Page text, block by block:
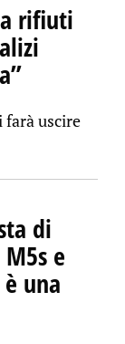
rifiuti
uscire
di
e
è una